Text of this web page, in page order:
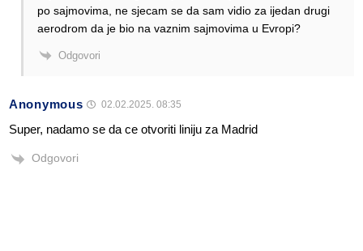
po sajmovima, ne sjecam se da sam vidio za ijedan drugi
aerodrom da je bio na vaznim sajmovima u Evropi?
Odgovori
Anonymous 02.02.2025. 08:35
Super, nadamo se da ce otvoriti liniju za Madrid
Odgovori